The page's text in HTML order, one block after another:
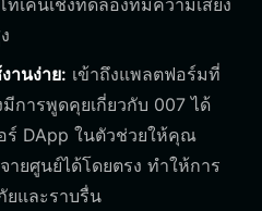
เค็นเชิงทดลองที่มีความเสี่ยง
านง่าย: เข้าถึงแพลตฟอร์มที่
การพูดคุยเกี่ยวกับ 007 ได้
อร์ DApp ในตัวช่วยให้คุณ
ยศูนย์ได้โดยตรง ทำให้การ
และราบรื่น